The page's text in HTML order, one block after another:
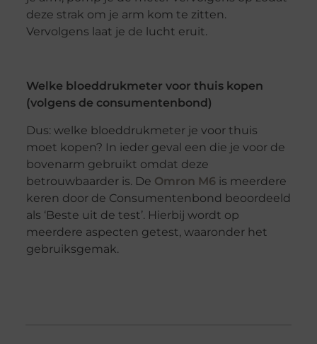
deze strak om je arm kom te zitten.
Vervolgens laat je de lucht eruit.
Welke bloeddrukmeter voor thuis kopen
(volgens de consumentenbond)
Dus: welke bloeddrukmeter je voor thuis
moet kopen? In ieder geval een die je voor de
bovenarm gebruikt omdat deze
betrouwbaarder is. De Omron M6 is meerdere
keren door de Consumentenbond beoordeeld
als ‘Beste uit de test’. Hierbij wordt op
meerdere aspecten getest, waaronder het
gebruiksgemak.